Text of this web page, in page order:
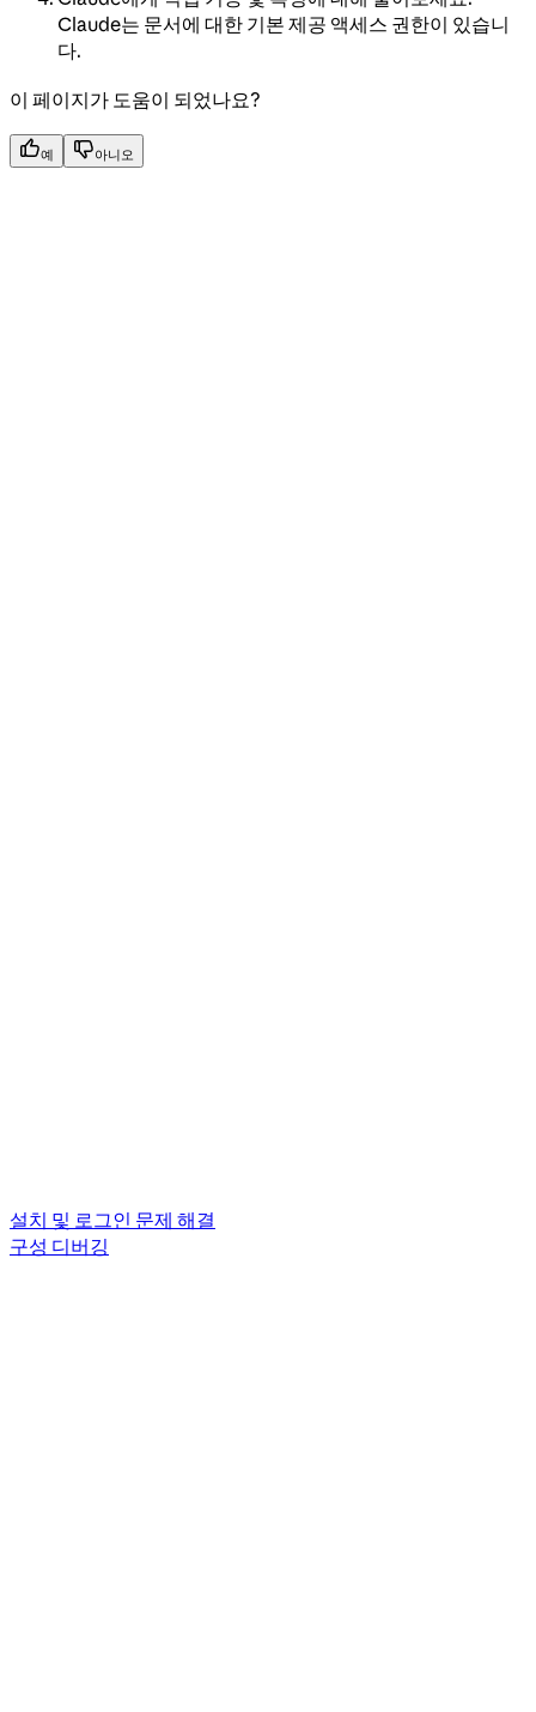
Claude는 문서에 대한 기본 제공 액세스 권한이 있습니
다.
이 페이지가 도움이 되었나요?
예 아니오
설치 및 로그인 문제 해결
구성 디버깅